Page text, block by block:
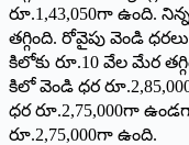
రూ.1,43,050గా ఉంది.
తగ్గింది. రోవైపు వెండి
కిలోకు రూ.10 వేల మేర
కిలో వెండి ధర
ధర రూ.2,75,000గా
రూ.2,75,000గా ఉంది.